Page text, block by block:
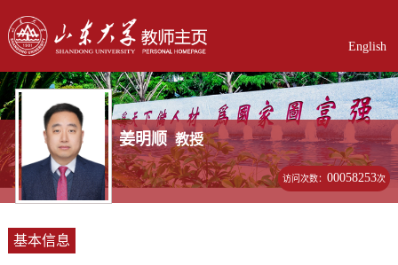
English
姜明顺 教授
访问次数：00058253次
基本信息